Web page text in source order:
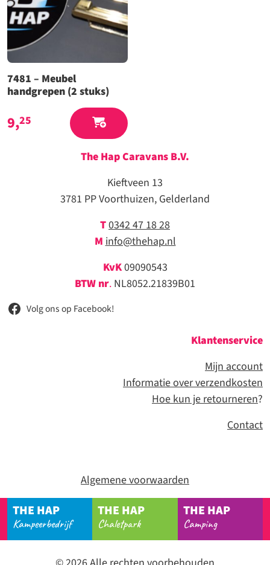
7481 – Meubel
handgrepen (2 stuks)
9,25
The Hap Caravans B.V.
Kieftveen 13
3781 PP Voorthuizen, Gelderland
T0342 47 18 28
Minfo@thehap.nl
KvK09090543
BTW nr. NL8052.21839B01
Volg ons op Facebook!
Klantenservice
Mijn account
Informatie over verzendkosten
Hoe kun je retourneren?
Contact
Algemene voorwaarden
THE HAP
Kampeerbedrijf
THE HAP
Chaletpark
THE HAP
Camping